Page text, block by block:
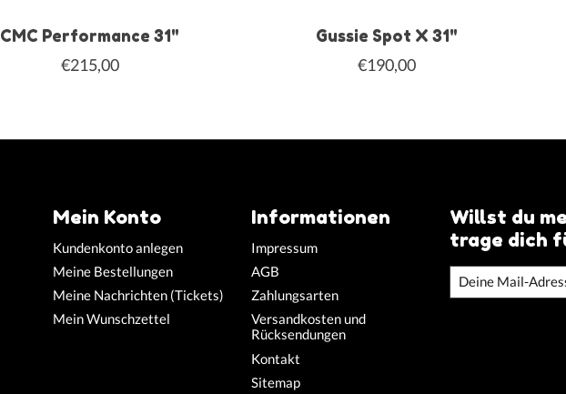
CMC Performance 31"
€215,00
Gussie Spot X 31"
€190,00
Mein Konto
Kundenkonto anlegen
Meine Bestellungen
Meine Nachrichten (Tickets)
Mein Wunschzettel
Informationen
Impressum
AGB
Zahlungsarten
Versandkosten und
Rücksendungen
Kontakt
Sitemap
Willst du
trage dich